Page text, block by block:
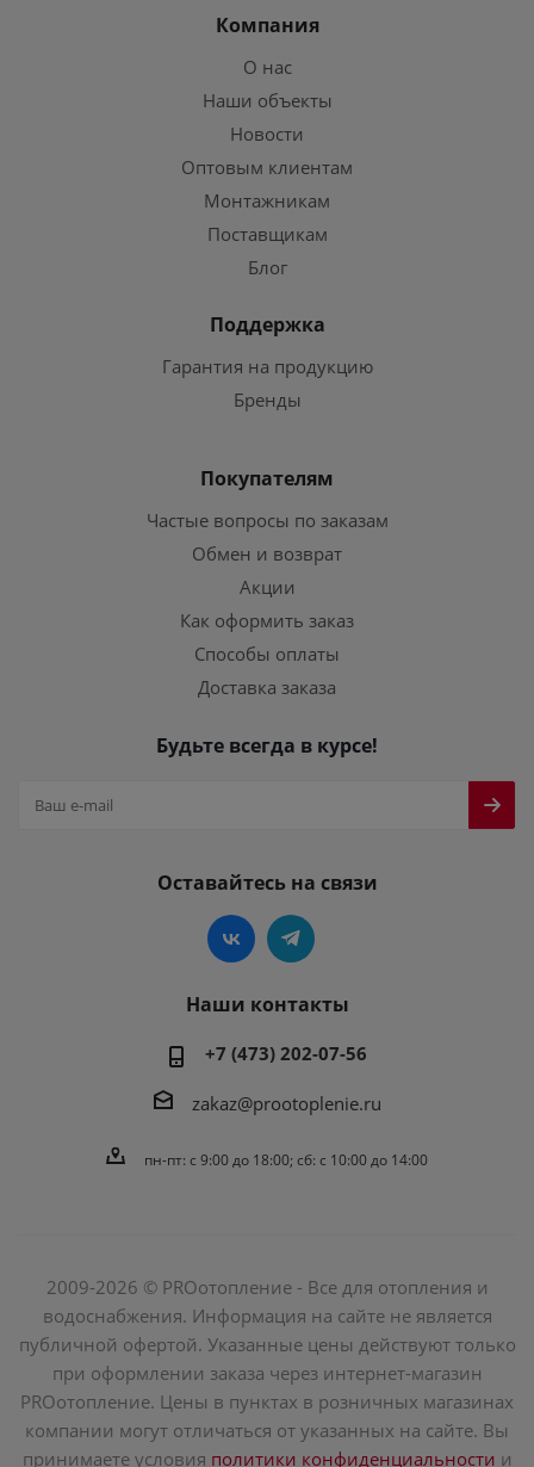
Компания
О нас
Наши объекты
Новости
Оптовым клиентам
Монтажникам
Поставщикам
Блог
Поддержка
Гарантия на продукцию
Бренды
Покупателям
Частые вопросы по заказам
Обмен и возврат
Акции
Как оформить заказ
Способы оплаты
Доставка заказа
Будьте всегда в курсе!
Оставайтесь на связи
Наши контакты
+7 (473) 202-07-56
zakaz@prootoplenie.ru
пн-пт: c 9:00 до 18:00; сб: с 10:00 до 14:00
2009-2026 © PROотопление - Все для отопления и
водоснабжения. Информация на сайте не является
публичной офертой. Указанные цены действуют только
при оформлении заказа через интернет-магазин
PROотопление. Цены в пунктах в розничных магазинах
компании могут отличаться от указанных на сайте. Вы
принимаете условия политики конфиденциальности и